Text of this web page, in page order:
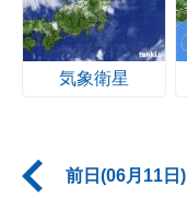
気象衛星
前日(06月11日)